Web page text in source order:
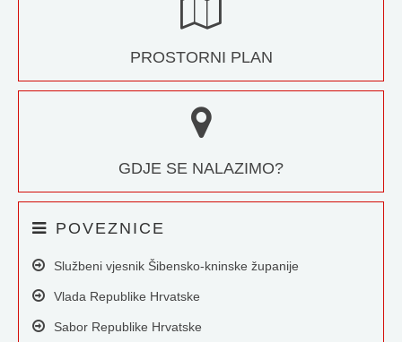
PROSTORNI PLAN
GDJE SE NALAZIMO?
POVEZNICE
Službeni vjesnik Šibensko-kninske županije
Vlada Republike Hrvatske
Sabor Republike Hrvatske